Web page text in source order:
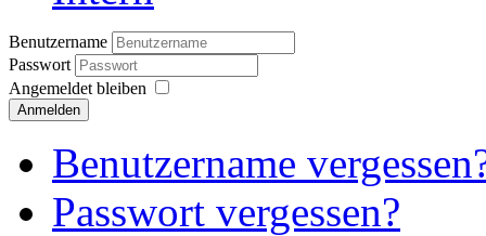
Benutzername
Passwort
Angemeldet bleiben
Anmelden
Benutzername
Passwort vergessen?